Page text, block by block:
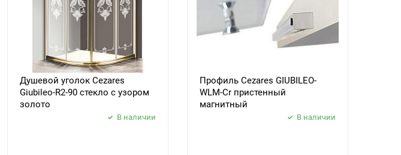
Душевой уголок Cezares
Giubileo-R2-90 стекло с узором
золото
В наличии
Профиль Cezares GIUBILEO-
WLM-Cr пристенный
магнитный
В наличии